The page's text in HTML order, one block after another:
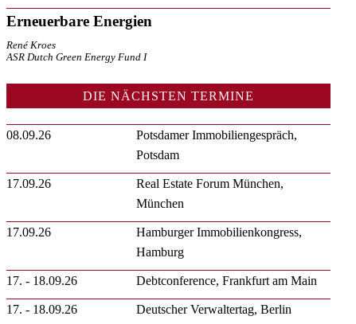
Erneuerbare Energien
René Kroes
ASR Dutch Green Energy Fund I
DIE NÄCHSTEN TERMINE
08.09.26
Potsdamer Immobiliengespräch,
Potsdam
17.09.26
Real Estate Forum München,
München
17.09.26
Hamburger Immobilienkongress,
Hamburg
17. - 18.09.26 Debtconference, Frankfurt am Main
17. - 18.09.26
Deutscher Verwaltertag, Berlin